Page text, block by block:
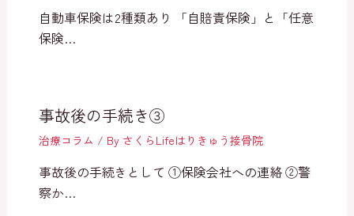
自動車保険は2種類あり 「自賠責保険」と「任意
保険…
事故後の手続き③
治療コラム / By さくらLifeはりきゅう接骨院
事故後の手続きとして ①保険会社への連絡 ②警
察か…